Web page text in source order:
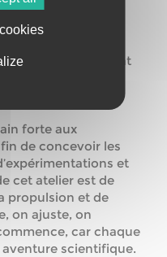
donner vie à tes
de sons
durant
sensorielle.
LUNE
forte aux
de concevoir les
et
cet atelier est de
propulsion et de
on ajuste, on
car chaque
scientifique.